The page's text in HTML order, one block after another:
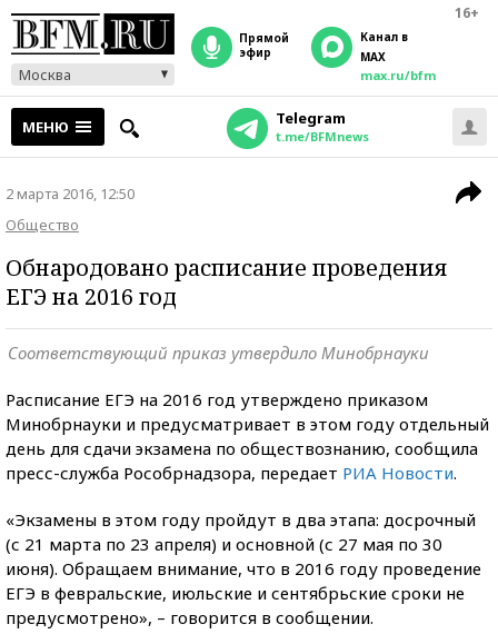
16+
Москва
прямой
эфир
Канал в
MAX
max.ru/bfm
МЕНЮ Telegram
t.me/BFMnews
2 марта 2016, 12:50
Общество
Обнародовано расписание проведения
ЕГЭ на 2016 год
Соответствующий приказ утвердило Минобрнауки
Расписание ЕГЭ на 2016 год утверждено приказом
Минобрнауки и предусматривает в этом году отдельный
день для сдачи экзамена по обществознанию, сообщила
пресс-служба Рособрнадзора, передает РИА Новости.
«Экзамены в этом году пройдут в два этапа: досрочный
(с 21 марта по 23 апреля) и основной (с 27 мая по 30
июня). Обращаем внимание, что в 2016 году проведение
ЕГЭ в февральские, июльские и сентябрьские сроки не
предусмотрено», – говорится в сообщении.